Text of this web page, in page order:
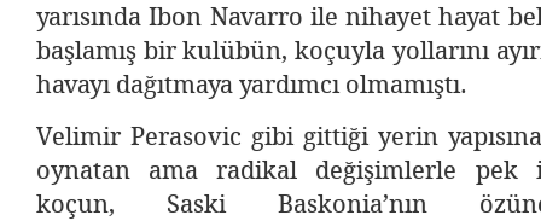
yarısında Ibon Navarro ile nihayet hayat
başlamış bir kulübün, koçuyla yollarını
havayı dağıtmaya yardımcı olmamıştı.
Velimir Perasovic gibi gittiği yerin
oynatan ama radikal değişimlerle pek
koçun, Saski Baskonia’nın